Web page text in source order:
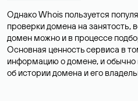
Однако Whois пользуется
проверки домена на занятость,
домен можно и в процессе
Основная ценность сервиса в
информацию о домене, и обычно
об истории домена и его